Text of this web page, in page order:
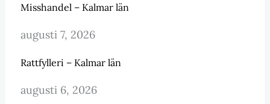
Misshandel – Kalmar län
augusti 7, 2026
Rattfylleri – Kalmar län
augusti 6, 2026